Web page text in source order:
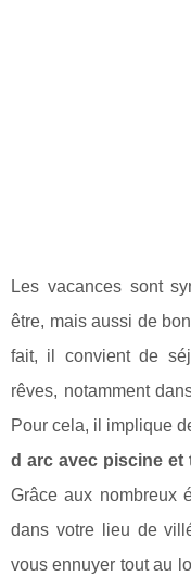
Les vacances sont
être, mais aussi de
fait, il convient de
rêves, notamment
Pour cela, il implique
d arc avec piscine et
Grâce aux nombreux
dans votre lieu de
vous ennuyer tout au